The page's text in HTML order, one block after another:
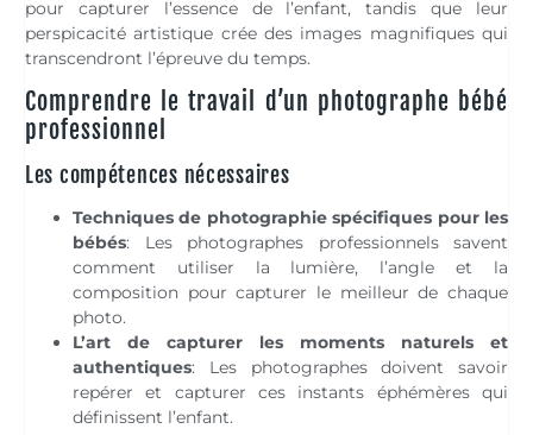
pour capturer l’essence de l’enfant, tandis que leur
perspicacité artistique crée des images magnifiques qui
transcendront l’épreuve du temps.
Comprendre le travail d’un photographe bébé
professionnel
Les compétences nécessaires
Techniques de photographie spécifiques pour les
bébés: Les photographes professionnels savent
comment utiliser la lumière, l’angle et la
composition pour capturer le meilleur de chaque
photo.
L’art de capturer les moments naturels et
authentiques: Les photographes doivent savoir
repérer et capturer ces instants éphémères qui
définissent l’enfant.